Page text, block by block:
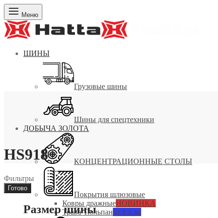
Меню
ШИНЫ
Грузовые шины
Шины для спецтехники
ДОБЫЧА ЗОЛОТА
КОНЦЕНТРАЦИОННЫЕ СТОЛЫ
Покрытия шлюзовые
Ковры дражныеНОВИНКА
Трава Тюльпанот 1 п.м.
HS918+
Фильтры
Готово
Размер шины